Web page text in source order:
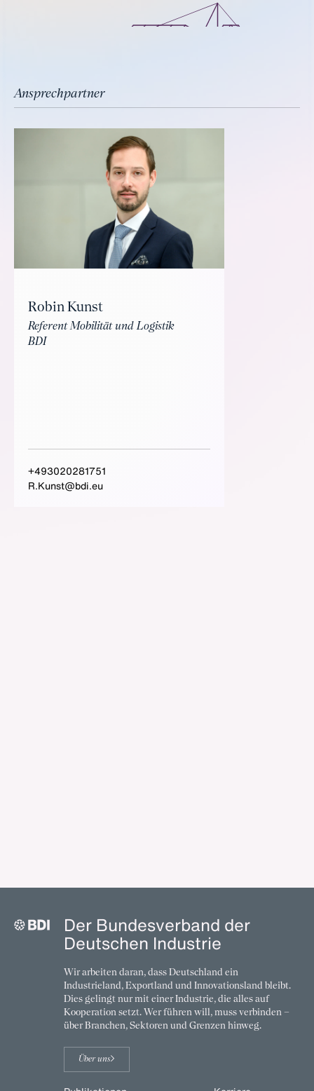
Ansprechpartner
Robin Kunst
Referent Mobilität und Logistik
BDI
+493020281751
R.Kunst@bdi.eu
Der Bundesverband der
Deutschen Industrie
Wir arbeiten daran, dass Deutschland ein
Industrieland, Exportland und Innovationsland bleibt.
Dies gelingt nur mit einer Industrie, die alles auf
Kooperation setzt. Wer führen will, muss verbinden –
über Branchen, Sektoren und Grenzen hinweg.
Über uns